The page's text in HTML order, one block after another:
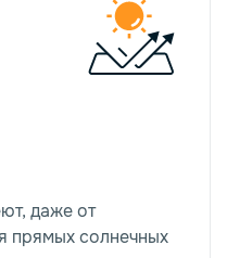
даже от
прямых солнечных